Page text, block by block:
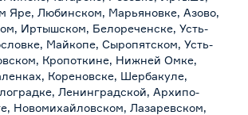
Яре, Любинском, Марьяновке, Азово,
Иртышском, Белореченске, Усть-
Майкопе, Сыропятском, Усть-
Кропоткине, Нижней Омке,
Кореновске, Шербакуле,
Ленинградской, Архипо-
Новомихайловском, Лазаревском,